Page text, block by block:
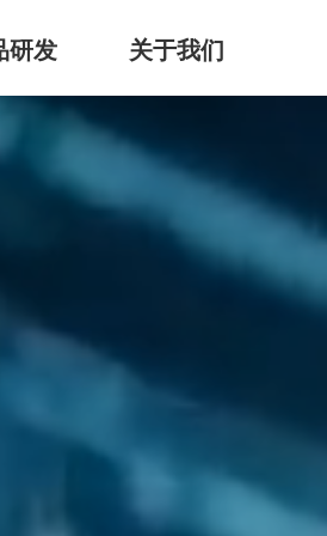
研发 关于我们